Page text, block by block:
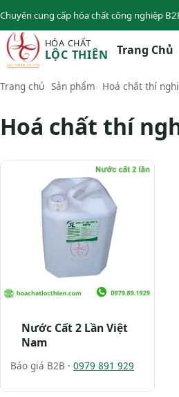
Chuyên cung cấp hóa chất công nghiệp
HÓA CHẤT
LỘC THIÊN Trang Chủ
Trang chủ Sản phẩm Hoá chất thí
Hoá chất thí
Nước Cất 2 Lần Việt
Nam
Báo giá B2B · 0979 891 929